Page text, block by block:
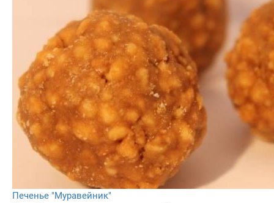
Печенье "Муравейник"